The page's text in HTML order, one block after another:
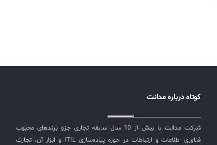
کوتاه درباره مدانت
شرکت مدانت با بیش از 10 سال سابقه تجاری جزو برندهای محبوب
فناوری اطلاعات و ارتباطات در حوزه پیاده‌سازی ITIL و ابزار آن، تجارت